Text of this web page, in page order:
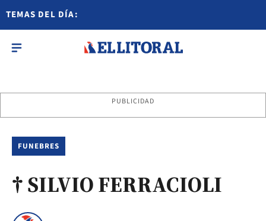
TEMAS DEL DÍA:
PUBLICIDAD
FUNEBRES
† SILVIO FERRACIOLI